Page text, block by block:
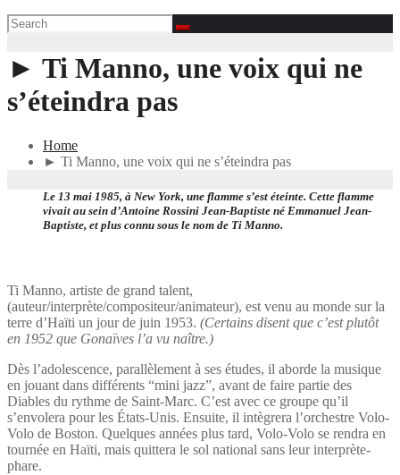
► Ti Manno, une voix qui ne
s’éteindra pas
Home
► Ti Manno, une voix qui ne s’éteindra pas
Le 13 mai 1985, à New York, une flamme s’est éteinte. Cette flamme
vivait au sein d’Antoine Rossini Jean-Baptiste né Emmanuel Jean-
Baptiste, et plus connu sous le nom de Ti Manno.
Ti Manno, artiste de grand talent,
(auteur/interprète/compositeur/animateur), est venu au monde sur la
terre d’Haïti un jour de juin 1953. (Certains disent que c’est plutôt
en 1952 que Gonaïves l’a vu naître.)
Dès l’adolescence, parallèlement à ses études, il aborde la musique
en jouant dans différents “mini jazz”, avant de faire partie des
Diables du rythme de Saint-Marc. C’est avec ce groupe qu’il
s’envolera pour les États-Unis. Ensuite, il intègrera l’orchestre Volo-
Volo de Boston. Quelques années plus tard, Volo-Volo se rendra en
tournée en Haïti, mais quittera le sol national sans leur interprète-
phare.